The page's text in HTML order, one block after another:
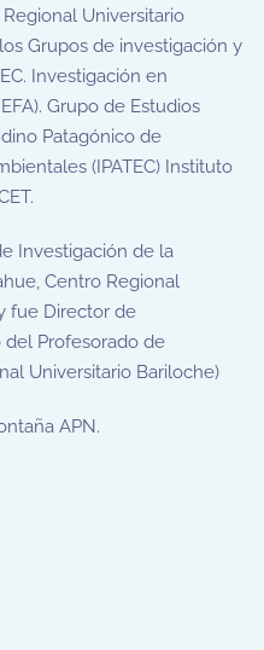
Universitario
Grupos de investigación y
Investigación en
Grupo de Estudios
Patagónico de
(IPATEC) Instituto
Investigación de la
Centro Regional
fue Director de
Profesorado de
Universitario Bariloche)
APN.